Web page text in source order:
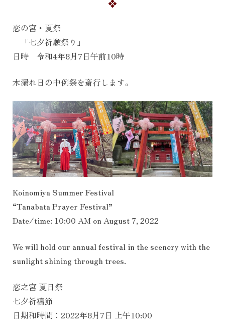
恋の宮・夏祭
「七夕祈願祭り」
日時 令和4年8月7日午前10時
木漏れ日の中例祭を斎行します。
Koinomiya Summer Festival
“Tanabata Prayer Festival”
Date/time: 10:00 AM on August 7, 2022
We will hold our annual festival in the scenery with the
sunlight shining through trees.
恋之宮 夏日祭
七夕祈禱節
日期和時間：2022年8月7日 上午10:00